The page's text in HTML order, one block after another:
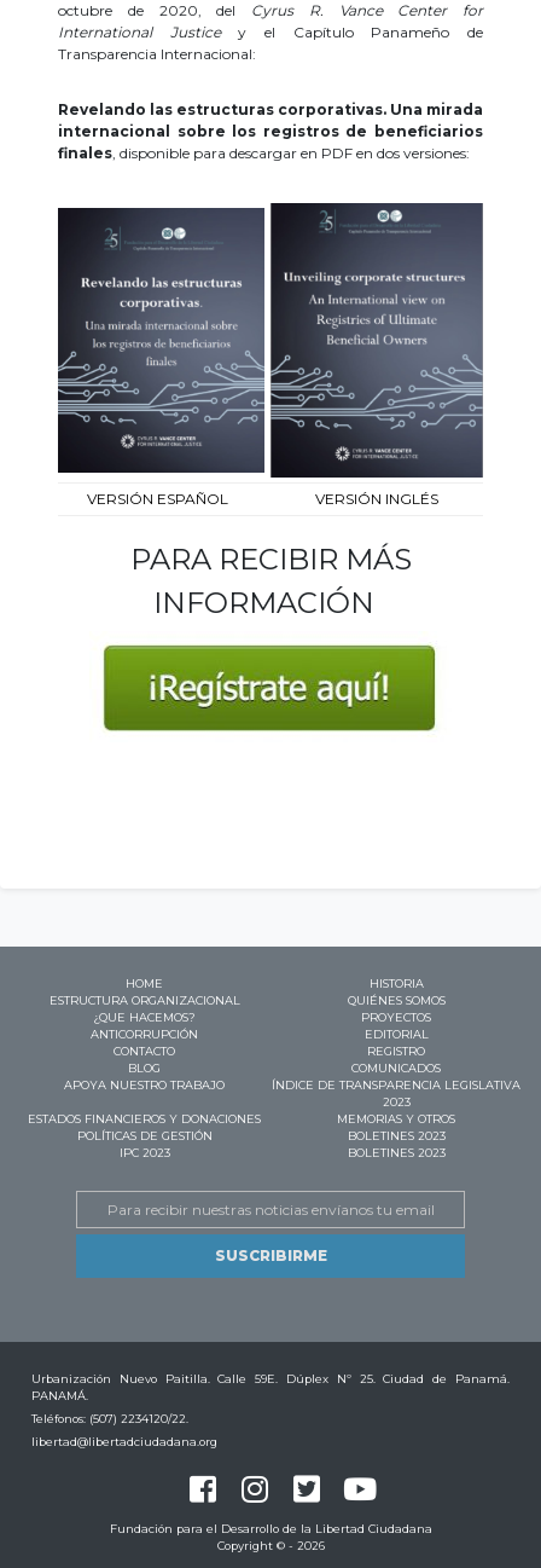
octubre de 2020, del Cyrus R. Vance Center for
International Justicey el Capítulo Panameño de
Transparencia Internacional:
Revelando las estructuras corporativas. Una mirada
internacional sobre los registros de beneficiarios
finales, disponible para descargar en PDF en dos versiones:
VERSIÓN ESPAÑOL VERSIÓN INGLÉS
PARA RECIBIR MÁS
INFORMACIÓN
HOME
HISTORIA
ESTRUCTURA ORGANIZACIONAL
QUIÉNES SOMOS
¿QUE HACEMOS?
PROYECTOS
ANTICORRUPCIÓN
EDITORIAL
CONTACTO
REGISTRO
BLOG
COMUNICADOS
APOYA NUESTRO TRABAJO
ÍNDICE DE TRANSPARENCIA LEGISLATIVA
2023
ESTADOS FINANCIEROS Y DONACIONES
MEMORIAS Y OTROS
POLÍTICAS DE GESTIÓN
BOLETINES 2023
IPC 2023
BOLETINES 2023
Urbanización Nuevo Paitilla. Calle 59E. Dúplex Nº 25. Ciudad de Panamá.
PANAMÁ.
Teléfonos: (507) 2234120/22.
libertad@libertadciudadana.org
Fundación para el Desarrollo de la Libertad Ciudadana
Copyright © - 2026